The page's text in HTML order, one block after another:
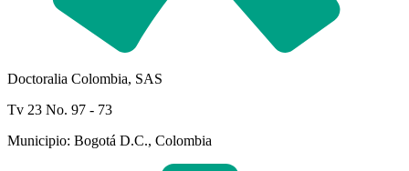
Doctoralia Colombia, SAS
Tv 23 No. 97 - 73
Municipio: Bogotá D.C., Colombia